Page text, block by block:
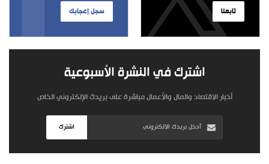
سجل إعجابك تابعنا
اشترك في النشرة الأسبوعية
أخبار الاقتصاد والمال والأعمال مباشرة على بريدك الإلكتروني الخاص
اشترك